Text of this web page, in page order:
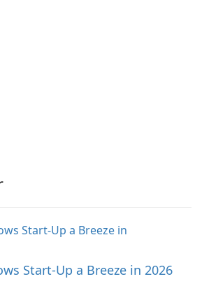
Start-Up a Breeze in 2026